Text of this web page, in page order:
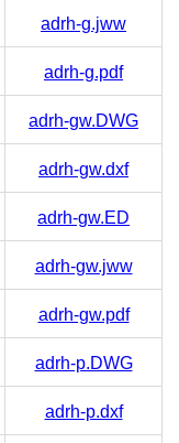
adrh-g.jww
adrh-g.pdf
adrh-gw.DWG
adrh-gw.dxf
adrh-gw.ED
adrh-gw.jww
adrh-gw.pdf
adrh-p.DWG
adrh-p.dxf